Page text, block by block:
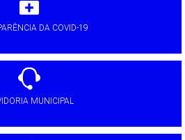
DA COVID-19
MUNICIPAL